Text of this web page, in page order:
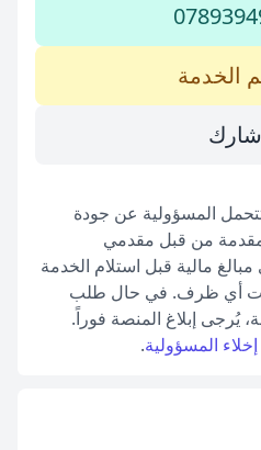
الخدمة
شارك
المسؤولية عن جودة
من قبل مقدمي
مالية قبل استلام الخدمة
تحت أي ظرف. في حال طلب
يُرجى إبلاغ المنصة فوراً.
إخلاء المسؤولية.